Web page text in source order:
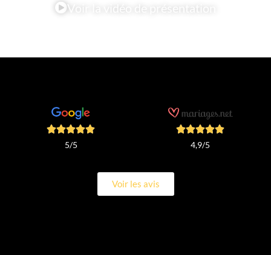
Voir la vidéo de présentation
5/5 4,9/5
Voir les avis